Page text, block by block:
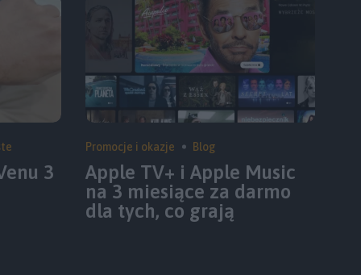
3
Promocje i okazje Blog
Apple TV+ i Apple Music
na 3 miesiące za darmo
dla tych, co grają